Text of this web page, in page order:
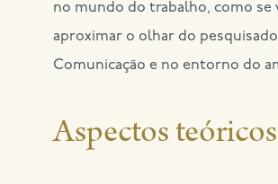
no mundo do trabalho, como se
aproximar o olhar do
Comunicação e no entorno do
Aspectos